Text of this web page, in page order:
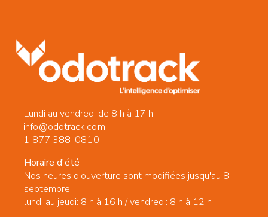
Lundi au vendredi de 8 h à 17 h
info@odotrack.com
1 877 388-0810
Horaire d'été
Nos heures d'ouverture sont modifiées jusqu'au 8
septembre.
lundi au jeudi: 8 h à 16 h / vendredi: 8 h à 12 h